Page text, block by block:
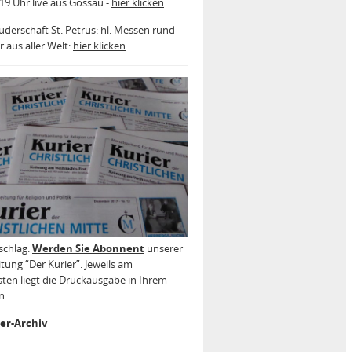
St. Petrus: hl. Messen rund
aus aller Welt: hier klicken
Werden Sie Abonnent unserer
“Der Kurier”. Jeweils am
liegt die Druckausgabe in Ihrem
Archiv